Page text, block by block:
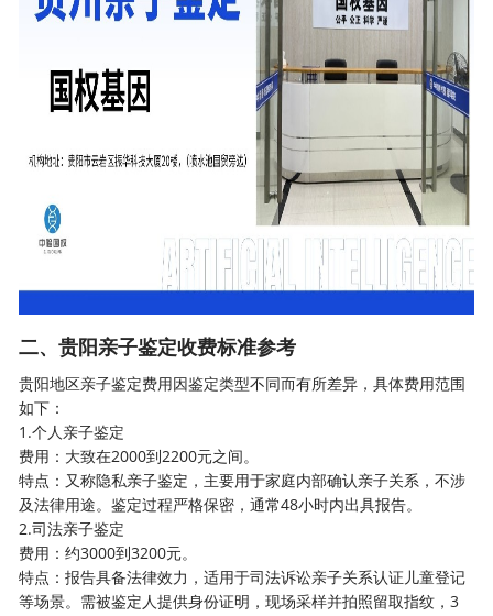
二、贵阳亲子鉴定收费标准参考
贵阳地区亲子鉴定费用因鉴定类型不同而有所差异，具体费用范围
如下：
1.个人亲子鉴定
费用：大致在2000到2200元之间。
特点：又称隐私亲子鉴定，主要用于家庭内部确认亲子关系，不涉
及法律用途。鉴定过程严格保密，通常48小时内出具报告。
2.司法亲子鉴定
费用：约3000到3200元。
特点：报告具备法律效力，适用于司法诉讼亲子关系认证儿童登记
等场景。需被鉴定人提供身份证明，现场采样并拍照留取指纹，3